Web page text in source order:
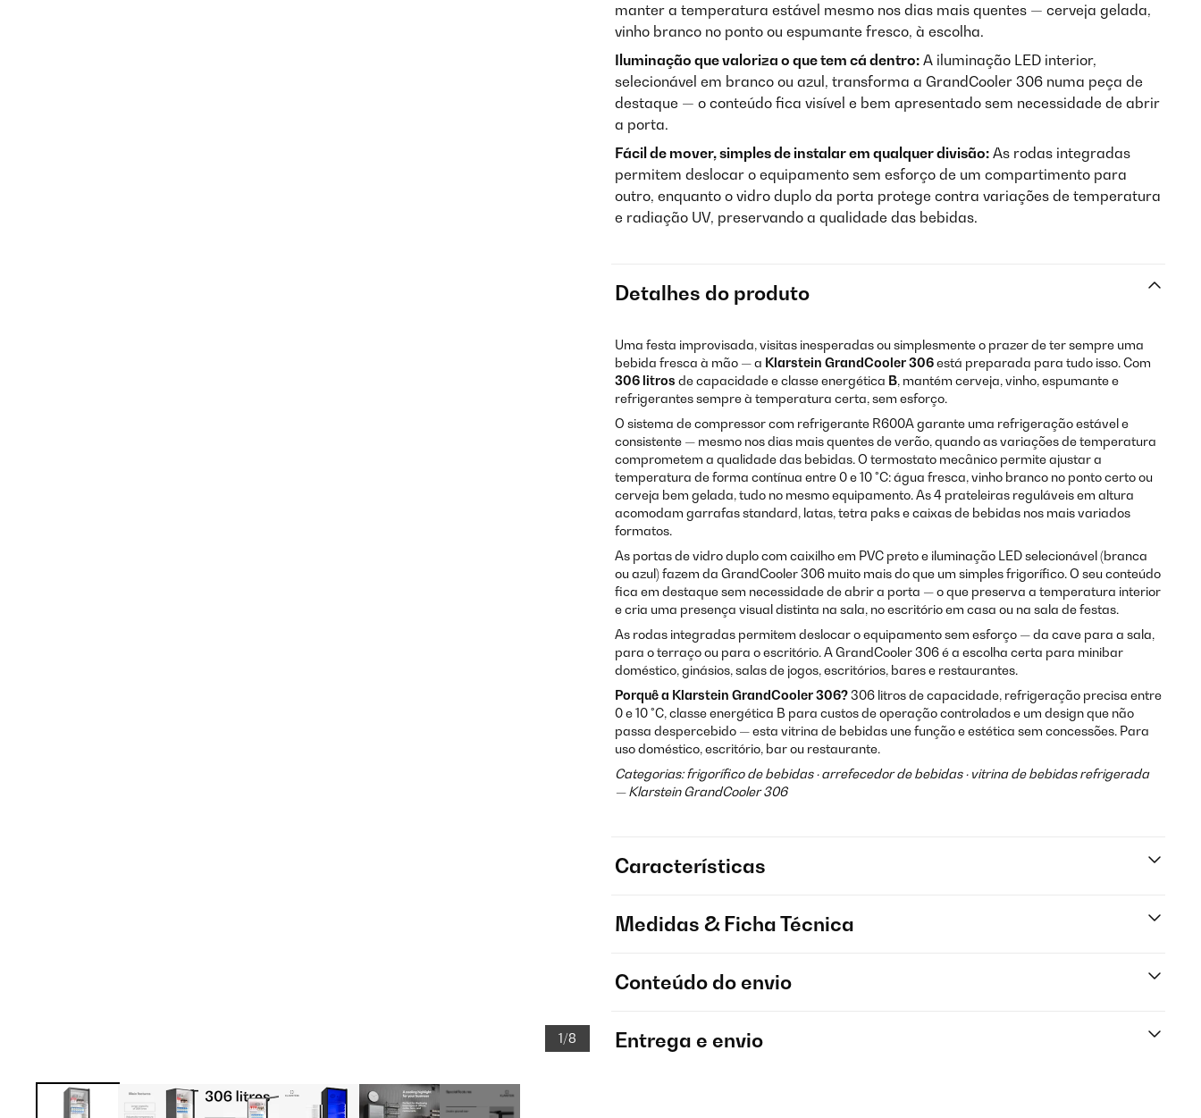
1/8
manter a temperatura estável mesmo nos dias mais quentes — cerveja gelada,
vinho branco no ponto ou espumante fresco, à escolha.
Iluminação que valoriza o que tem cá dentro: A iluminação LED interior,
selecionável em branco ou azul, transforma a GrandCooler 306 numa peça de
destaque — o conteúdo fica visível e bem apresentado sem necessidade de abrir
a porta.
Fácil de mover, simples de instalar em qualquer divisão: As rodas integradas
permitem deslocar o equipamento sem esforço de um compartimento para
outro, enquanto o vidro duplo da porta protege contra variações de temperatura
e radiação UV, preservando a qualidade das bebidas.
Detalhes do produto
Uma festa improvisada, visitas inesperadas ou simplesmente o prazer de ter sempre uma
bebida fresca à mão — a Klarstein GrandCooler 306está preparada para tudo isso. Com
306 litros de capacidade e classe energética B, mantém cerveja, vinho, espumante e
refrigerantes sempre à temperatura certa, sem esforço.
O sistema de compressor com refrigerante R600A garante uma refrigeração estável e
consistente — mesmo nos dias mais quentes de verão, quando as variações de temperatura
comprometem a qualidade das bebidas. O termostato mecânico permite ajustar a
temperatura de forma contínua entre 0 e 10 °C: água fresca, vinho branco no ponto certo ou
cerveja bem gelada, tudo no mesmo equipamento. As 4 prateleiras reguláveis em altura
acomodam garrafas standard, latas, tetra paks e caixas de bebidas nos mais variados
formatos.
As portas de vidro duplo com caixilho em PVC preto e iluminação LED selecionável (branca
ou azul) fazem da GrandCooler 306 muito mais do que um simples frigorífico. O seu conteúdo
fica em destaque sem necessidade de abrir a porta — o que preserva a temperatura interior
e cria uma presença visual distinta na sala, no escritório em casa ou na sala de festas.
As rodas integradas permitem deslocar o equipamento sem esforço — da cave para a sala,
para o terraço ou para o escritório. A GrandCooler 306 é a escolha certa para minibar
doméstico, ginásios, salas de jogos, escritórios, bares e restaurantes.
Porquê a Klarstein GrandCooler 306?306 litros de capacidade, refrigeração precisa entre
0 e 10 °C, classe energética B para custos de operação controlados e um design que não
passa despercebido — esta vitrina de bebidas une função e estética sem concessões. Para
uso doméstico, escritório, bar ou restaurante.
Categorias: frigorífico de bebidas · arrefecedor de bebidas · vitrina de bebidas refrigerada
— Klarstein GrandCooler 306
Características
Medidas & Ficha Técnica
Conteúdo do envio
Entrega e envio